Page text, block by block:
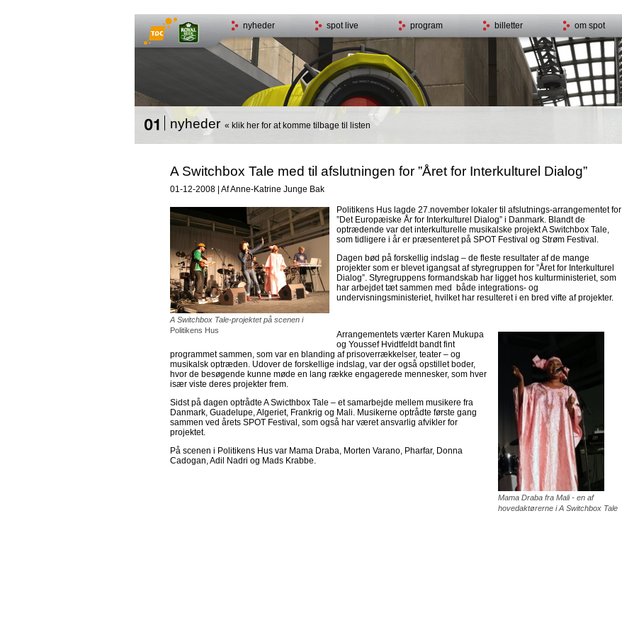
nyheder spot live program billetter om spot
nyheder« klik her for at komme tilbage til listen
A Switchbox Tale med til afslutningen for ”Året for Interkulturel Dialog”
01-12-2008 | Af Anne-Katrine Junge Bak
A Switchbox Tale-projektet på scenen i
Politikens Hus
Politikens Hus lagde 27.november lokaler til afslutnings-arrangementet for
”Det Europæiske År for Interkulturel Dialog” i Danmark. Blandt de
optrædende var det interkulturelle musikalske projekt A Switchbox Tale,
som tidligere i år er præsenteret på SPOT Festival og Strøm Festival.
Dagen bød på forskellig indslag – de fleste resultater af de mange
projekter som er blevet igangsat af styregruppen for ”Året for Interkulturel
Dialog”. Styregruppens formandskab har ligget hos kulturministeriet, som
har arbejdet tæt sammen med både integrations- og
undervisningsministeriet, hvilket har resulteret i en bred vifte af projekter.
Mama Draba fra Mali - en af
hovedaktørerne i A Switchbox Tale
Arrangementets værter Karen Mukupa
og Youssef Hvidtfeldt bandt fint
programmet sammen, som var en blanding af prisoverrækkelser, teater – og
musikalsk optræden. Udover de forskellige indslag, var der også opstillet boder,
hvor de besøgende kunne møde en lang række engagerede mennesker, som hver
især viste deres projekter frem.
Sidst på dagen optrådte A Swicthbox Tale – et samarbejde mellem musikere fra
Danmark, Guadelupe, Algeriet, Frankrig og Mali. Musikerne optrådte første gang
sammen ved årets SPOT Festival, som også har været ansvarlig afvikler for
projektet.
På scenen i Politikens Hus var Mama Draba, Morten Varano, Pharfar, Donna
Cadogan, Adil Nadri og Mads Krabbe.